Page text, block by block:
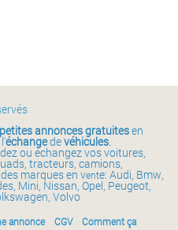
petites annonces gratuitesen
échangedevéhicules.
ou échangez vos voitures,
tracteurs, camions,
marques en vente: Audi, Bmw,
Mini, Nissan, Opel, Peugeot,
Volvo
annonce CGV
Comment ça